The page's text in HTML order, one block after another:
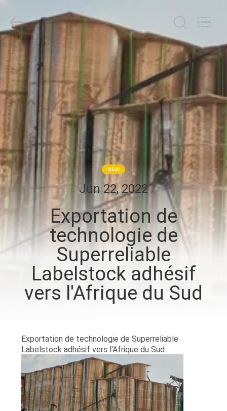
MAISON
PRODUITS
VIDÉOS
AU
SUJET
DE
NOUS
VISITE
D'USINE
CONTRÔLE
CONTACTEZ-
NOUS
NOUVELLES
TECHNOLOGY
CO,LTD.
All
Rights
Reserved.
NEWS
Jun 22, 2022
Exportation de
technologie de
Superreliable
Labelstock adhésif
vers l'Afrique du Sud
Exportation de technologie de Superreliable
Labelstock adhésif vers l'Afrique du Sud